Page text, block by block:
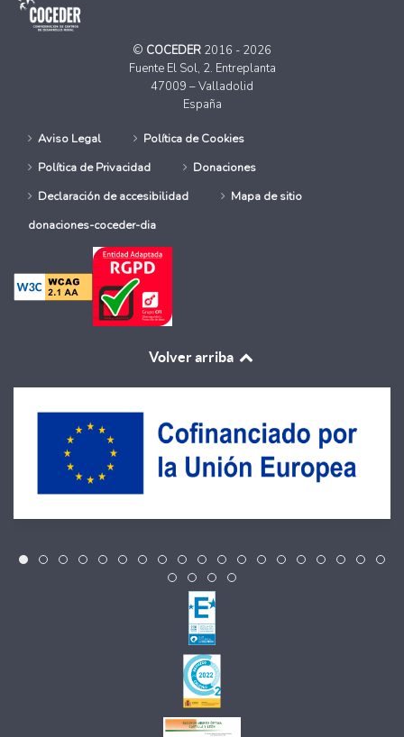
© COCEDER 2016 - 2026
Fuente El Sol, 2. Entreplanta
47009 – Valladolid
España
Aviso Legal
Política de Cookies
Política de Privacidad
Donaciones
Declaración de accesibilidad
Mapa de sitio
donaciones-coceder-dia
Volver arriba